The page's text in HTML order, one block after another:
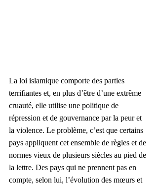
La loi islamique comporte des parties
terrifiantes et, en plus d’être d’une extrême
cruauté, elle utilise une politique de
répression et de gouvernance par la peur et
la violence. Le problème, c’est que certains
pays appliquent cet ensemble de règles et de
normes vieux de plusieurs siècles au pied de
la lettre. Des pays qui ne prennent pas en
compte, selon lui, l’évolution des mœurs et